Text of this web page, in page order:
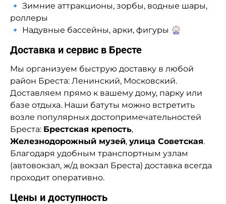
🔹 Зимние аттракционы, зорбы, водные шары,
роллеры
🔹 Надувные бассейны, арки, фигуры 🎡
Доставка и сервис в Бресте
Мы организуем быструю доставку в любой
район Бреста: Ленинский, Московский.
Доставляем прямо к вашему дому, парку или
базе отдыха. Наши батуты можно встретить
возле популярных достопримечательностей
Бреста: Брестская крепость,
Железнодорожный музей, улица Советская.
Благодаря удобным транспортным узлам
(автовокзал, ж/д вокзал Бреста) доставка всегда
проходит оперативно.
Цены и доступность